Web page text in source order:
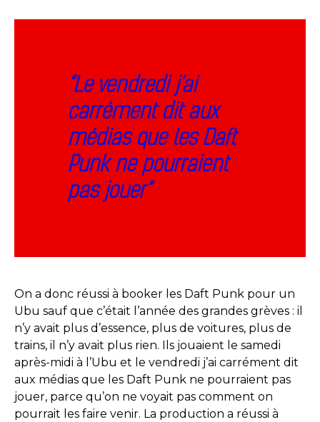
“Le vendredi j’ai
carrément dit aux
médias que les Daft
Punk ne pourraient
pas jouer”
On a donc réussi à booker les Daft Punk pour un
Ubu sauf que c’était l’année des grandes grèves : il
n’y avait plus d’essence, plus de voitures, plus de
trains, il n’y avait plus rien. Ils jouaient le samedi
après-midi à l’Ubu et le vendredi j’ai carrément dit
aux médias que les Daft Punk ne pourraient pas
jouer, parce qu’on ne voyait pas comment on
pourrait les faire venir. La production a réussi à